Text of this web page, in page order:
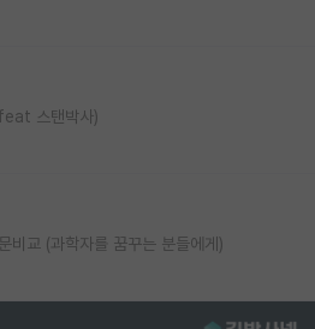
스탠박사)
비교 (과학자를 꿈꾸는 분들에게)